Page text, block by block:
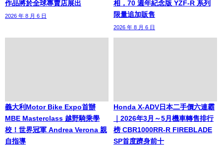
作品將於全球專賣店展出
2026 年 8 月 6 日
相，70 週年紀念版 YZF-R 系列
限量追加販售
2026 年 8 月 6 日
義大利Motor Bike Expo首辦
MBE Masterclass 越野騎乘學
校！世界冠軍 Andrea Verona 親
自指導
Honda X-ADV日本二手價六連霸
｜2026年3月～5月機車轉售排行
榜 CBR1000RR-R FIREBLADE
SP首度躋身前十